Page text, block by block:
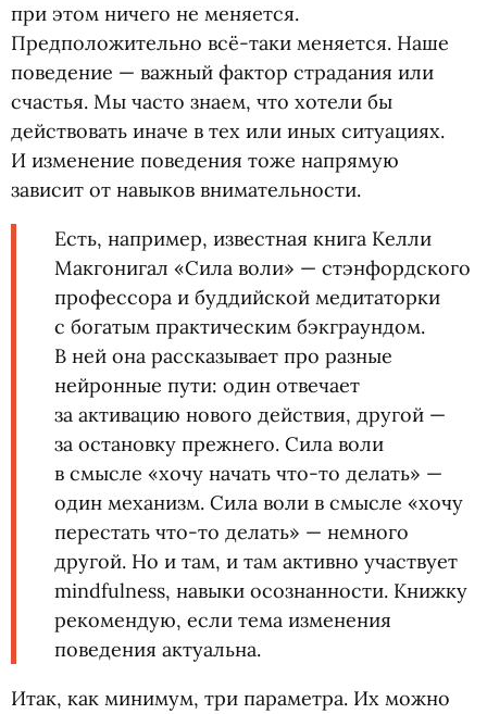
при этом ничего не меняется.
Предположительно всё-таки меняется. Наше
поведение — важный фактор страдания или
счастья. Мы часто знаем, что хотели бы
действовать иначе в тех или иных ситуациях.
И изменение поведения тоже напрямую
зависит от навыков внимательности.
Есть, например, известная книга Келли
Макгонигал «Сила воли» — стэнфордского
профессора и буддийской медитаторки
с богатым практическим бэкграундом.
В ней она рассказывает про разные
нейронные пути: один отвечает
за активацию нового действия, другой —
за остановку прежнего. Сила воли
в смысле «хочу начать что-то делать» —
один механизм. Сила воли в смысле «хочу
перестать что-то делать» — немного
другой. Но и там, и там активно участвует
mindfulness, навыки осознанности. Книжку
рекомендую, если тема изменения
поведения актуальна.
Итак, как минимум, три параметра. Их можно